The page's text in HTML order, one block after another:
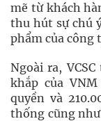
mẽ từ khách
thu hút sự chú
phẩm của công
Ngoài ra,
khắp của
quyền và
thống cũng